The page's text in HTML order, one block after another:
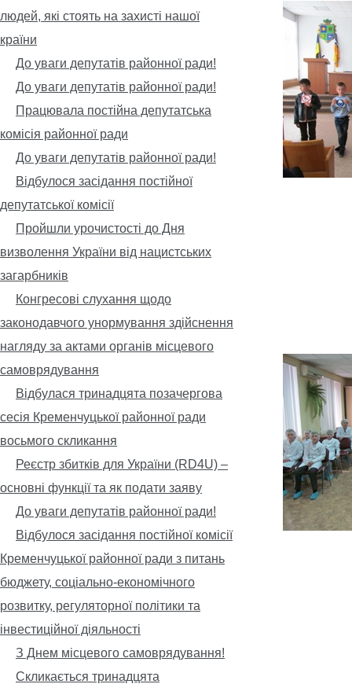
людей, які стоять на захисті нашої
країни
До уваги депутатів районної ради!
До уваги депутатів районної ради!
Працювала постійна депутатська
комісія районної ради
До уваги депутатів районної ради!
Відбулося засідання постійної
депутатської комісії
Пройшли урочистості до Дня
визволення України від нацистських
загарбників
Конгресові слухання щодо
законодавчого унормування здійснення
нагляду за актами органів місцевого
самоврядування
Відбулася тринадцята позачергова
сесія Кременчуцької районної ради
восьмого скликання
Реєстр збитків для України (RD4U) –
основні функції та як подати заяву
До уваги депутатів районної ради!
Відбулося засідання постійної комісії
Кременчуцької районної ради з питань
бюджету, соціально-економічного
розвитку, регуляторної політики та
інвестиційної діяльності
З Днем місцевого самоврядування!
Скликається тринадцята